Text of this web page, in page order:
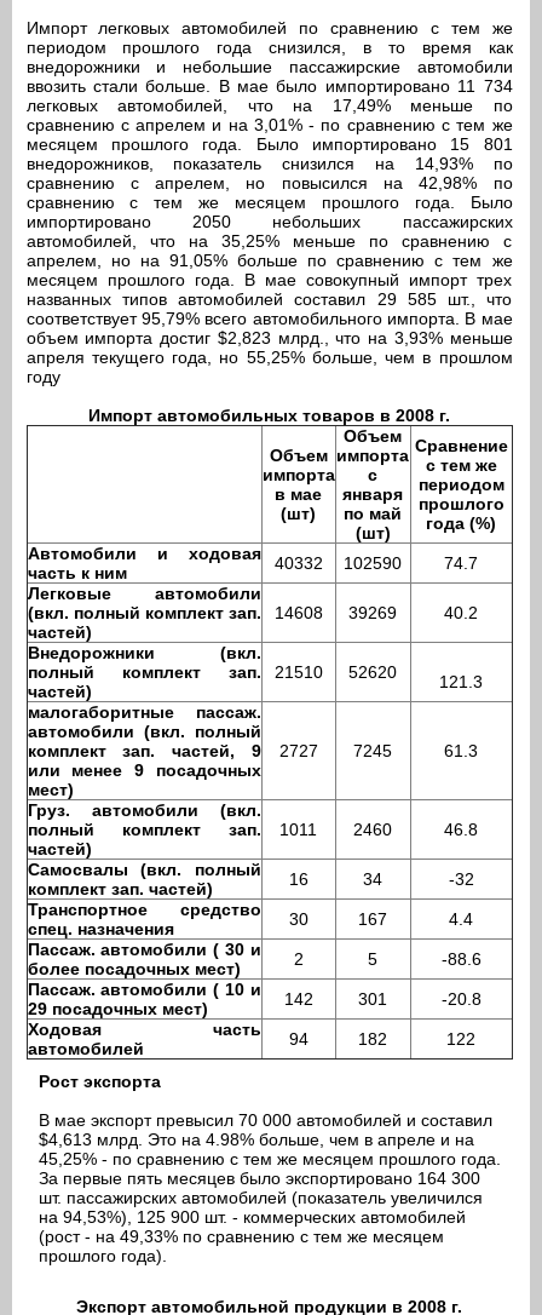
Импорт легковых автомобилей по сравнению с тем же
периодом прошлого года снизился, в то время как
внедорожники и небольшие пассажирские автомобили
ввозить стали больше. В мае было импортировано 11 734
легковых автомобилей, что на 17,49% меньше по
сравнению с апрелем и на 3,01% - по сравнению с тем же
месяцем прошлого года. Было импортировано 15 801
внедорожников, показатель снизился на 14,93% по
сравнению с апрелем, но повысился на 42,98% по
сравнению с тем же месяцем прошлого года. Было
импортировано 2050 небольших пассажирских
автомобилей, что на 35,25% меньше по сравнению с
апрелем, но на 91,05% больше по сравнению с тем же
месяцем прошлого года. В мае совокупный импорт трех
названных типов автомобилей составил 29 585 шт., что
соответствует 95,79% всего автомобильного импорта. В мае
объем импорта достиг $2,823 млрд., что на 3,93% меньше
апреля текущего года, но 55,25% больше, чем в прошлом
году
Импорт автомобильных товаров в 2008 г.
Объем
импорта
в мае
(шт)
Объем
импорта
с
января
по май
(шт)
Сравнение
с тем же
периодом
прошлого
года (%)
Автомобили и ходовая
часть к ним
40332 102590
74.7
Легковые автомобили
(вкл. полный комплект зап.
частей)
14608 39269 40.2
Внедорожники (вкл.
полный комплект зап.
частей)
21510 52620
121.3
малогаборитные пассаж.
автомобили (вкл. полный
комплект зап. частей, 9
или менее 9 посадочных
мест)
2727 7245 61.3
Груз. автомобили (вкл.
полный комплект зап.
частей)
1011 2460 46.8
Самосвалы (вкл. полный
комплект зап. частей)
16 34
-32
Транспортное средство
спец. назначения
30 167
4.4
Пассаж. автомобили ( 30 и
более посадочных мест)
2 5
-88.6
Пассаж. автомобили ( 10 и
29 посадочных мест)
142 301
-20.8
Ходовая часть
автомобилей
94 182 122
Рост экспорта
В мае экспорт превысил 70 000 автомобилей и составил
$4,613 млрд. Это на 4.98% больше, чем в апреле и на
45,25% - по сравнению с тем же месяцем прошлого года.
За первые пять месяцев было экспортировано 164 300
шт. пассажирских автомобилей (показатель увеличился
на 94,53%), 125 900 шт. - коммерческих автомобилей
(рост - на 49,33% по сравнению с тем же месяцем
прошлого года).
Экспорт автомобильной продукции в 2008 г.